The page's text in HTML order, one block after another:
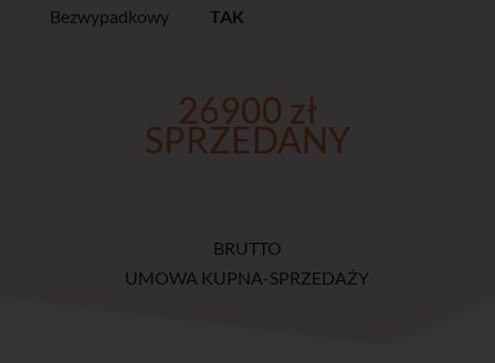
Bezwypadkowy
TAK
26900 zł
SPRZEDANY
BRUTTO
UMOWA KUPNA-SPRZEDAŻY